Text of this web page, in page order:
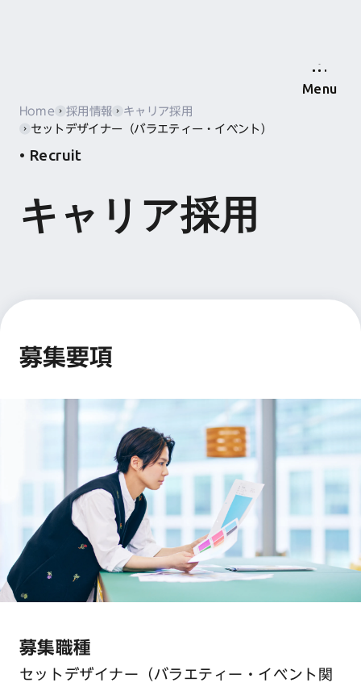
Menu
Home 採用情報
キャリア採用
セットデザイナー（バラエティー・イベント）
Recruit
キャリア採用
募集要項
募集職種
セットデザイナー（バラエティー・イベント関